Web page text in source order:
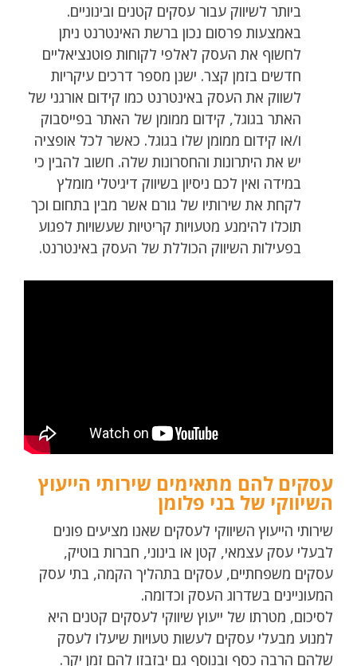
ביותר לשיווק עבור עסקים קטנים ובינוניים.
באמצעות פרסום נכון ברשת האינטרנט ניתן
לחשוף את העסק לאלפי לקוחות פוטנציאליים
חדשים בזמן קצר. ישנן מספר דרכים עיקריות
לשווק את העסק באינטרנט כמו קידום אורגני של
האתר בגוגל, קידום ממומן של האתר בפייסבוק
ו/או קידום ממומן שלו בגוגל. כאשר לכל אופציה
יש את היתרונות והחסרונות שלה. חשוב להבין כי
במידה ואין לכם ניסיון בשיווק דיגיטלי מומלץ
לקחת את שירותיו של גורם אשר מבין בתחום וכך
תוכלו להימנע מטעויות קריטיות שעשויות לפגוע
בפעילות השיווק הכוללת של העסק באינטרנט.
עסקים להם מתאימים שירותי הייעוץ
השיווקי של בני פלומן
שירותי הייעוץ השיווקי לעסקים שאנו מציעים פונים
לבעלי עסק עצמאי, קטן או בינוני, חברות בוטיק,
עסקים משפחתיים, עסקים בתהליך הקמה, בתי עסק
המעוניינים בשדרוג העסק וכדומה.
לסיכום, מטרתו של ייעוץ שיווקי לעסקים קטנים היא
למנוע מבעלי עסקים לעשות טעויות שיעלו לעסק
שלהם הרבה כסף ובנוסף גם יבזבזו להם זמן יקר.